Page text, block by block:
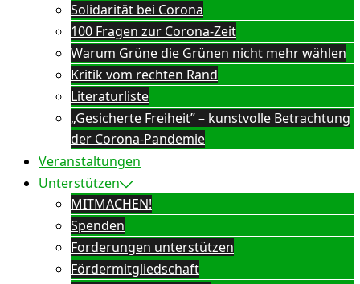
Solidarität bei Corona
100 Fragen zur Corona-Zeit
Warum Grüne die Grünen nicht mehr wählen
Kritik vom rechten Rand
Literaturliste
„Gesicherte Freiheit” – kunstvolle Betrachtung
der Corona-Pandemie
Veranstaltungen
Unterstützen
MITMACHEN!
Spenden
Forderungen unterstützen
Fördermitgliedschaft